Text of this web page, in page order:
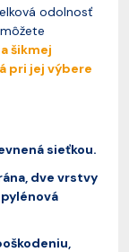
odolnosť
šikmej
pri jej výbere
sieťkou.
dve vrstvy